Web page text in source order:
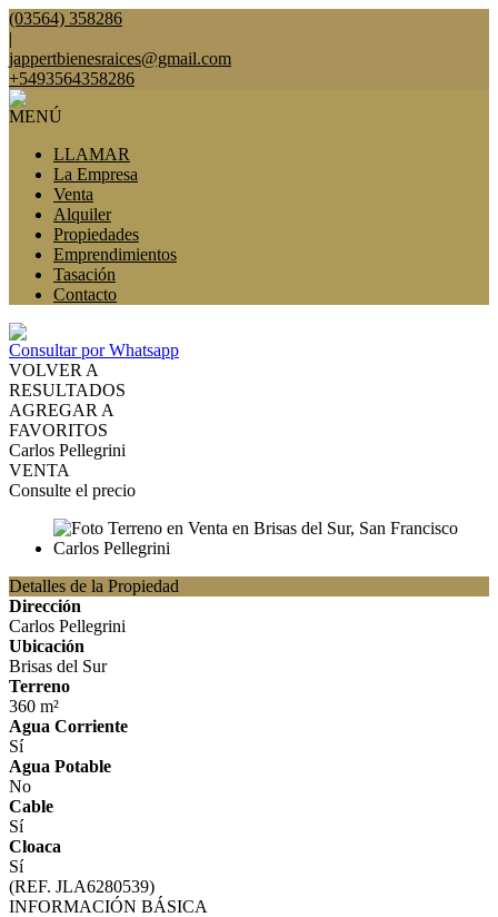
(03564) 358286
|
jappertbienesraices@gmail.com
+5493564358286
MENÚ
LLAMAR
La Empresa
Venta
Alquiler
Propiedades
Emprendimientos
Tasación
Contacto
Consultar por Whatsapp
VOLVER A
RESULTADOS
AGREGAR A
FAVORITOS
Carlos Pellegrini
VENTA
Consulte el precio
Detalles de la Propiedad
Dirección
Carlos Pellegrini
Ubicación
Brisas del Sur
Terreno
360 m²
Agua Corriente
Sí
Agua Potable
No
Cable
Sí
Cloaca
Sí
(REF. JLA6280539)
INFORMACIÓN BÁSICA